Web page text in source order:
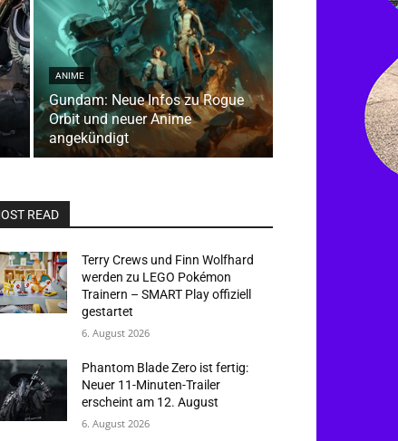
ANIME
Gundam: Neue Infos zu Rogue
Orbit und neuer Anime
angekündigt
READ
Terry Crews und Finn Wolfhard
werden zu LEGO Pokémon
Trainern – SMART Play offiziell
gestartet
6. August 2026
Phantom Blade Zero ist fertig:
Neuer 11-Minuten-Trailer
erscheint am 12. August
6. August 2026